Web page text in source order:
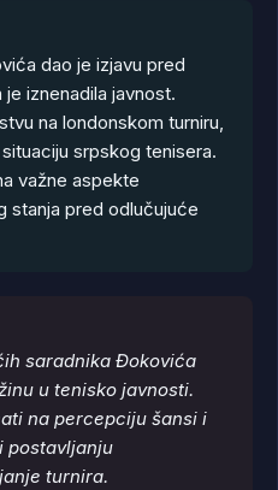
dao je izjavu pred
iznenadila javnost.
na londonskom turniru,
srpskog tenisera.
važne aspekte
stanja pred odlučujuće
saradnika Đokovića
u tenisko javnosti.
na percepciju šansi i
postavljanju
turnira.